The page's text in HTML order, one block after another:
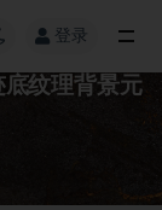
登录
纹理背景元